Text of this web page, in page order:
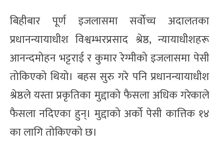
बिहीबार पूर्ण इजलासमा सर्वोच्च अदालतका
प्रधानन्यायाधीश विश्वम्भरप्रसाद श्रेष्ठ, न्यायाधीशहरू
आनन्दमोहन भट्टराई र कुमार रेग्मीको इजलासमा पेसी
तोकिएको थियो। बहस सुरु गरे पनि प्रधानन्यायाधीश
श्रेष्ठले यस्ता प्रकृतिका मुद्दाको फैसला अधिक गरेकाले
फैसला नदिएका हुन्। मुद्दाको अर्को पेसी कात्तिक १४
का लागि तोकिएको छ।